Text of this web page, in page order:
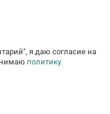
я даю согласие на
политику